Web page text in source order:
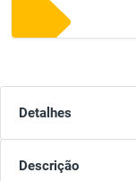
Detalhes
Descrição